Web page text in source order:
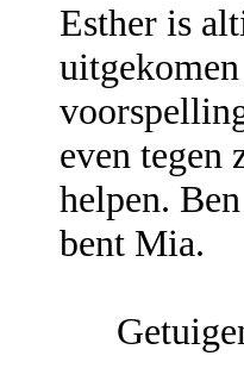
Esther is
even
helpen.
bent Mia.